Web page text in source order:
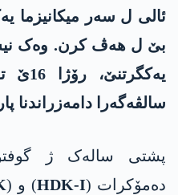
ئالی ل سەر میکانیزما
بێ ل هەڤ کرن. وەک
سالڤەگەرا
پشتی سالەک ژ
دەمۆکرات (HDK-I) و (